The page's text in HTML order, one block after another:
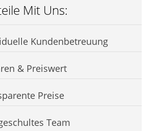
Mit Uns:
Kundenbetreuung
& Preiswert
Preise
Team